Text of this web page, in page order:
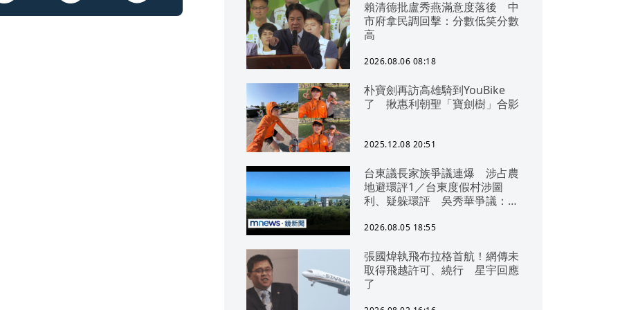
賴清德批盧秀燕滿意度落後 中
市府拿民調回擊：分數低笑分數
高
2026.08.06 08:18
朴寶劍再訪高雄騎到YouBike
了 揪惠利朝聖「寶劍樹」合影
2025.12.08 20:51
台東議長家族爭議連爆 涉占農
地避環評1／台東度假村涉圖
利、疑躲環評 吳秀華爭議：概
2026.08.05 18:55
張國煒執飛布拉格首航！網傳未
取得飛越許可、繞行 星宇回應
了